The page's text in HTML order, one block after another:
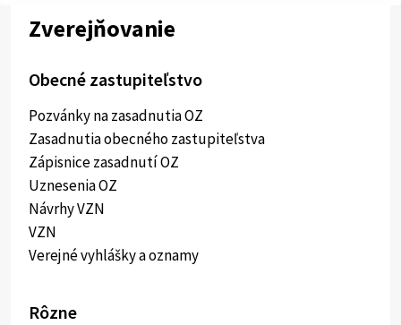
Zverejňovanie
Obecné zastupiteľstvo
Pozvánky na zasadnutia OZ
Zasadnutia obecného zastupiteľstva
Zápisnice zasadnutí OZ
Uznesenia OZ
Návrhy VZN
VZN
Verejné vyhlášky a oznamy
Rôzne